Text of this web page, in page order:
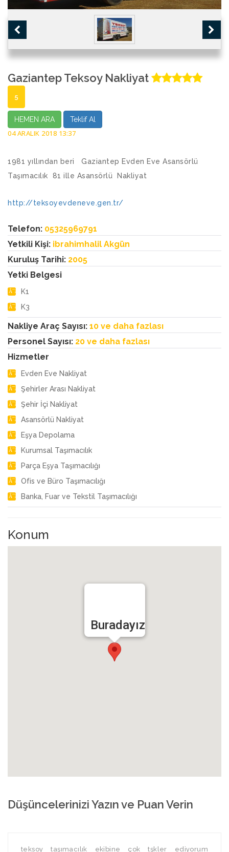
Gaziantep Teksoy Nakliyat
5
HEMEN ARA Teklif Al
04 ARALIK 2018 13:37
1981 yıllından beri Gaziantep Evden Eve Asansörlü
Taşımacılık 81 ille Asansörlü Nakliyat
http://teksoyevdeneve.gen.tr/
Telefon: 05325969791
Yetkili Kişi: ibrahimhalil Akgün
Kuruluş Tarihi: 2005
Yetki Belgesi
K1
K3
Nakliye Araç Sayısı: 10 ve daha fazlası
Personel Sayısı: 20 ve daha fazlası
Hizmetler
Evden Eve Nakliyat
Şehirler Arası Nakliyat
Şehir İçi Nakliyat
Asansörlü Nakliyat
Eşya Depolama
Kurumsal Taşımacılık
Parça Eşya Taşımacılığı
Ofis ve Büro Taşımacılığı
Banka, Fuar ve Tekstil Taşımacılığı
Konum
Buradayız
Düşüncelerinizi Yazın ve Puan Verin
teksoy taşımacılık ekibine çok tşkler ediyorum